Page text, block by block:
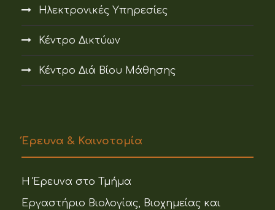
Ηλεκτρονικές Υπηρεσίες
Κέντρο Δικτύων
Κέντρο Διά Βίου Μάθησης
Έρευνα & Καινοτομία
Η Έρευνα στο Τμήμα
Εργαστήριο Βιολογίας, Βιοχημείας και